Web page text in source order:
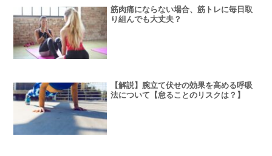
筋肉痛にならない場合、筋トレに毎日取
り組んでも大丈夫？
【解説】腕立て伏せの効果を高める呼吸
法について【怠ることのリスクは？】